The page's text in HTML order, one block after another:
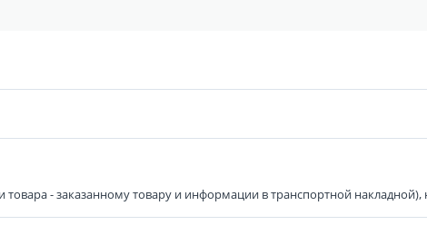
- заказанному товару и информации в транспортной накладной),